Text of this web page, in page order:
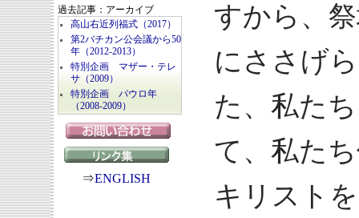
過去記事：アーカイブ
高山右近列福式（2017）
第2バチカン公会議から50
年（2012-2013）
特別企画 マザー・テレ
サ（2009）
特別企画 パウロ年
（2008-2009）
⇒ENGLISH
すから、
にささげ
た、私た
て、私た
キリスト